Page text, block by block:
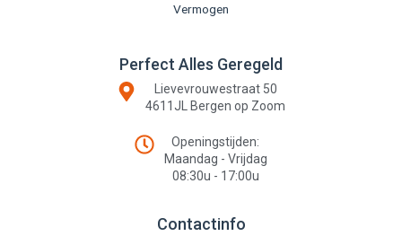
Vermogen
Perfect Alles Geregeld
Lievevrouwestraat 50
4611JL Bergen op Zoom
Openingstijden:
Maandag - Vrijdag
08:30u - 17:00u
Contactinfo